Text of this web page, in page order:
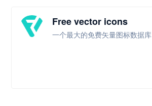
Free vector icons
一个最大的免费矢量图标数据库